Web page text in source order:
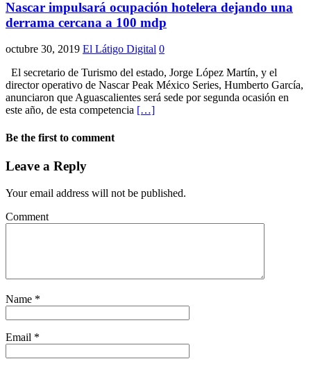
Nascar impulsará ocupación hotelera dejando una
derrama cercana a 100 mdp
octubre 30, 2019 El Látigo Digital 0
El secretario de Turismo del estado, Jorge López Martín, y el
director operativo de Nascar Peak México Series, Humberto García,
anunciaron que Aguascalientes será sede por segunda ocasión en
este año, de esta competencia […]
Be the first to comment
Leave a Reply
Your email address will not be published.
Comment
Name *
Email *